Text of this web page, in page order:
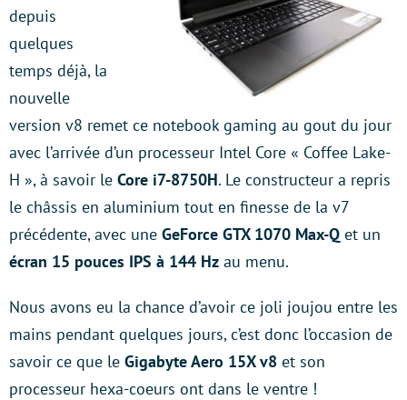
depuis
quelques
temps déjà, la
nouvelle
version v8 remet ce notebook gaming au gout du jour
avec l’arrivée d’un processeur Intel Core « Coffee Lake-
H », à savoir le Core i7-8750H. Le constructeur a repris
le châssis en aluminium tout en finesse de la v7
précédente, avec une GeForce GTX 1070 Max-Q et un
écran 15 pouces IPS à 144 Hz au menu.
Nous avons eu la chance d’avoir ce joli joujou entre les
mains pendant quelques jours, c’est donc l’occasion de
savoir ce que le Gigabyte Aero 15X v8 et son
processeur hexa-coeurs ont dans le ventre !